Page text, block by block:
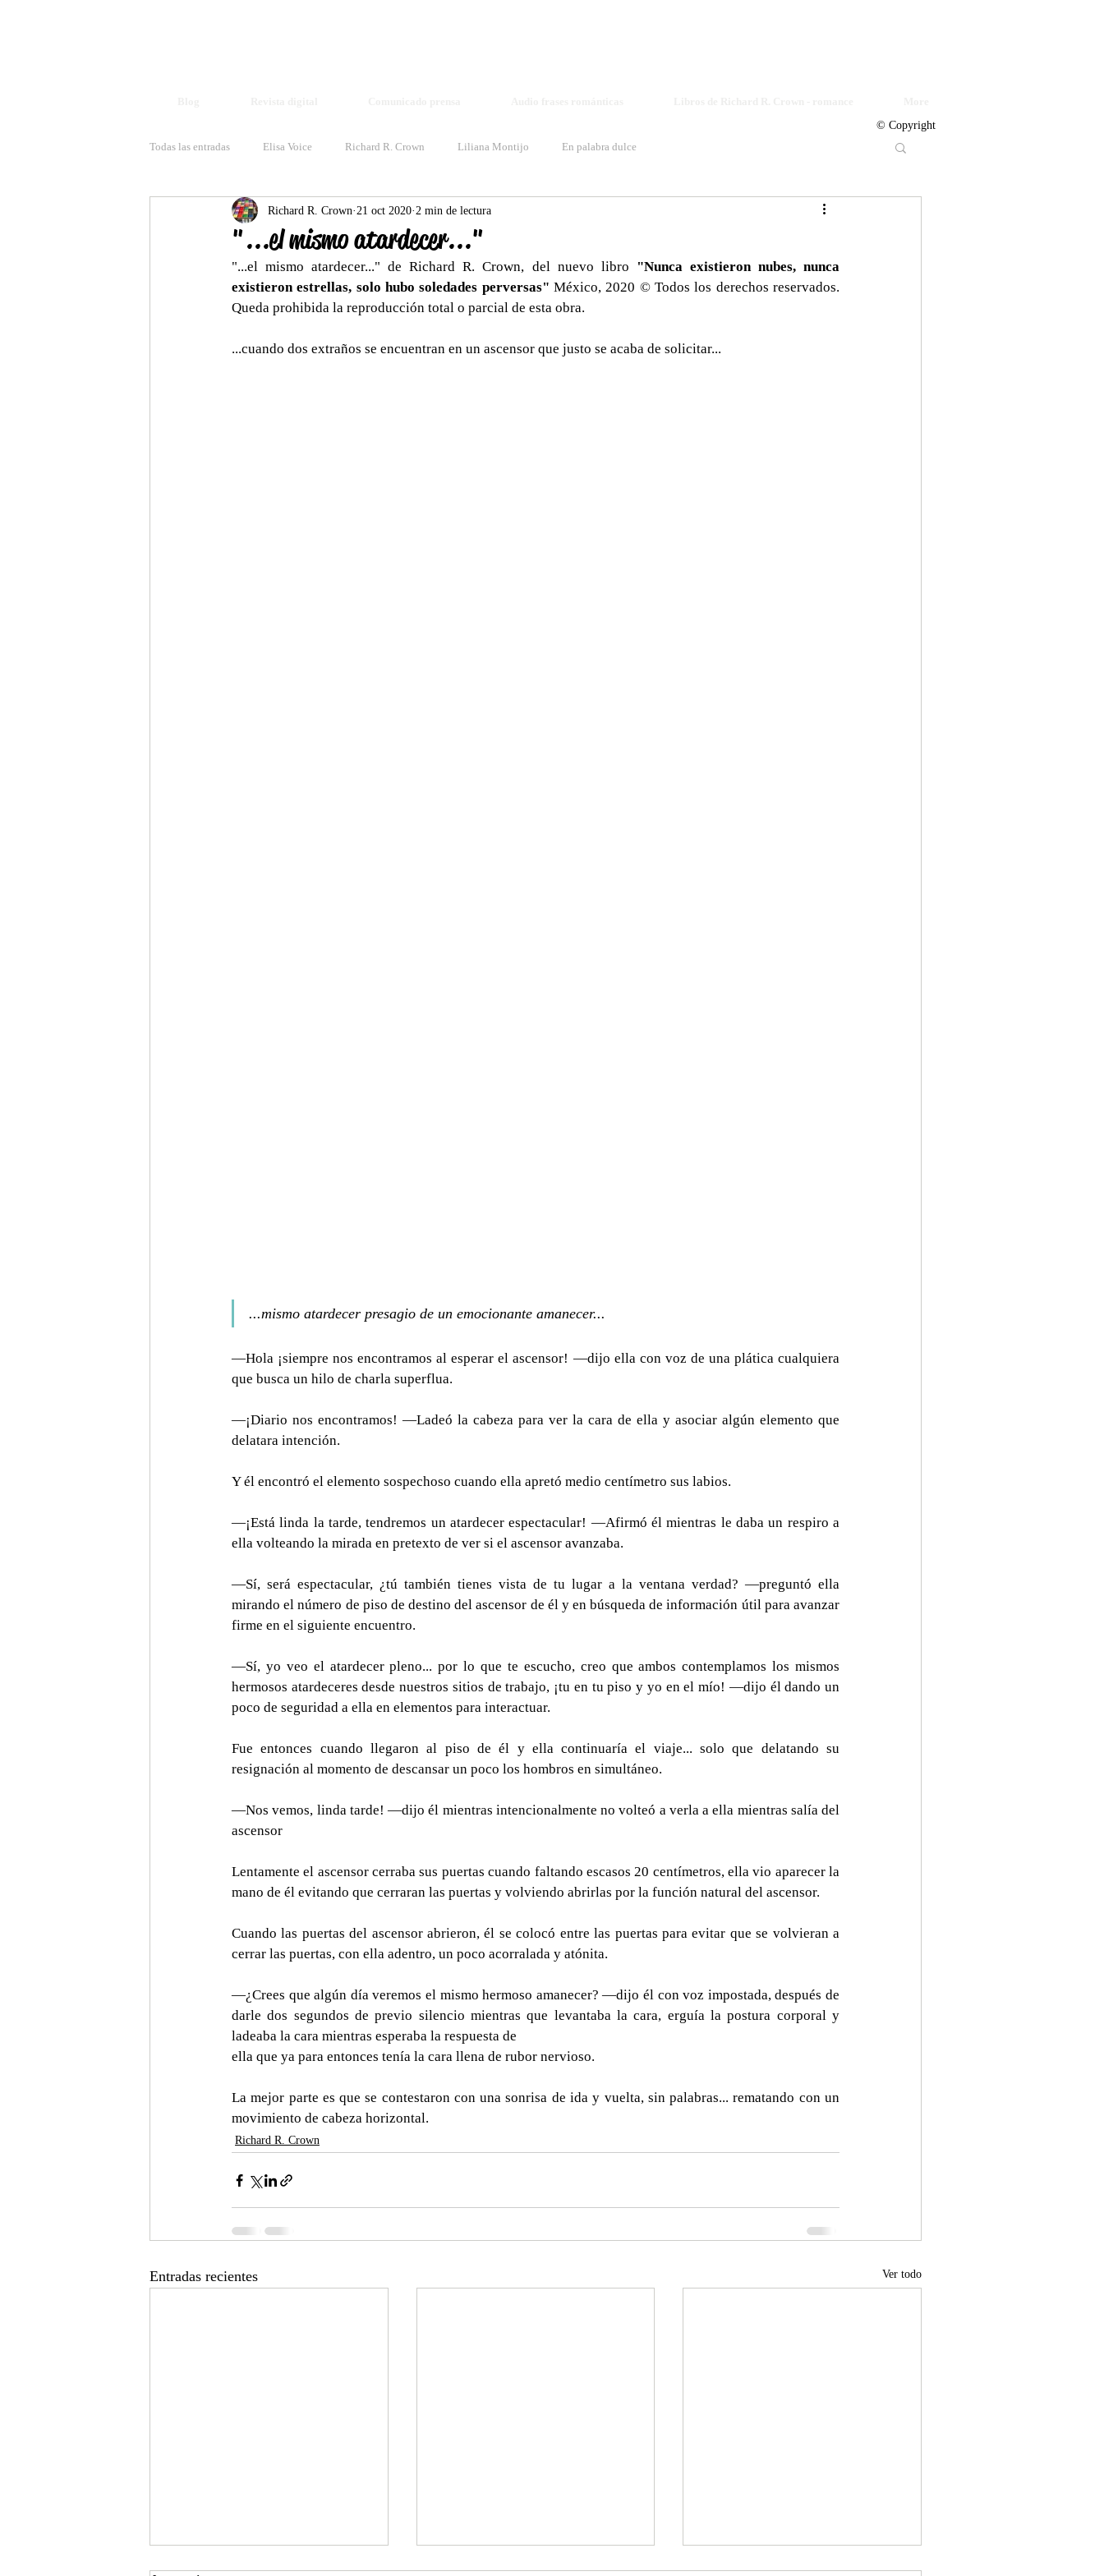
Todas las entradas Elisa Voice Richard R. Crown Liliana Montijo En palabra dulce
"...el mismo atardecer..."
Richard R. Crown 21 oct 2020 2 min de lectura
"...el mismo atardecer..." de Richard R. Crown, del nuevo libro
"Nunca existieron nubes, nunca
existieron estrellas, solo hubo soledades perversas" México, 2020 © Todos los derechos reservados.
Queda prohibida la reproducción total o parcial de esta obra.
...cuando dos extraños se encuentran en un ascensor que justo se acaba de solicitar...
...mismo atardecer presagio de un emocionante amanecer...
—Hola ¡siempre nos encontramos al esperar el ascensor! —dijo ella con voz de una plática cualquiera
que busca un hilo de charla superflua.
—¡Diario nos encontramos! —Ladeó la cabeza para ver la cara de ella y asociar algún elemento que
delatara intención.
Y él encontró el elemento sospechoso cuando ella apretó medio centímetro sus labios.
—¡Está linda la tarde, tendremos un atardecer espectacular! —Afirmó él mientras le daba un respiro a
ella volteando la mirada en pretexto de ver si el ascensor avanzaba.
—Sí, será espectacular, ¿tú también tienes vista de tu lugar a la ventana verdad? —preguntó ella
mirando el número de piso de destino del ascensor de él y en búsqueda de información útil para avanzar
firme en el siguiente encuentro.
—Sí, yo veo el atardecer pleno... por lo que te escucho, creo que ambos contemplamos los mismos
hermosos atardeceres desde nuestros sitios de trabajo, ¡tu en tu piso y yo en el mío! —dijo él dando un
poco de seguridad a ella en elementos para interactuar.
Fue entonces cuando llegaron al piso de él y ella continuaría el viaje... solo que delatando su
resignación al momento de descansar un poco los hombros en simultáneo.
—Nos vemos, linda tarde! —dijo él mientras intencionalmente no volteó a verla a ella mientras salía del
ascensor
Lentamente el ascensor cerraba sus puertas cuando faltando escasos 20 centímetros, ella vio aparecer la
mano de él evitando que cerraran las puertas y volviendo abrirlas por la función natural del ascensor.
Cuando las puertas del ascensor abrieron, él se colocó entre las puertas para evitar que se volvieran a
cerrar las puertas, con ella adentro, un poco acorralada y atónita.
—¿Crees que algún día veremos el mismo hermoso amanecer? —dijo él con voz impostada, después de
darle dos segundos de previo silencio mientras que levantaba la cara, erguía la postura corporal y
ladeaba la cara mientras esperaba la respuesta de
ella que ya para entonces tenía la cara llena de rubor nervioso.
La mejor parte es que se contestaron con una sonrisa de ida y vuelta, sin palabras... rematando con un
movimiento de cabeza horizontal.
Richard R. Crown
Entradas recientes Ver todo
© Copyright